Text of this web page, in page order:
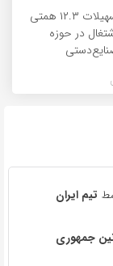
تخصیص تسهیلات ۱۲.۳ همتی
در حوزه
تیم ایران
جمهوری